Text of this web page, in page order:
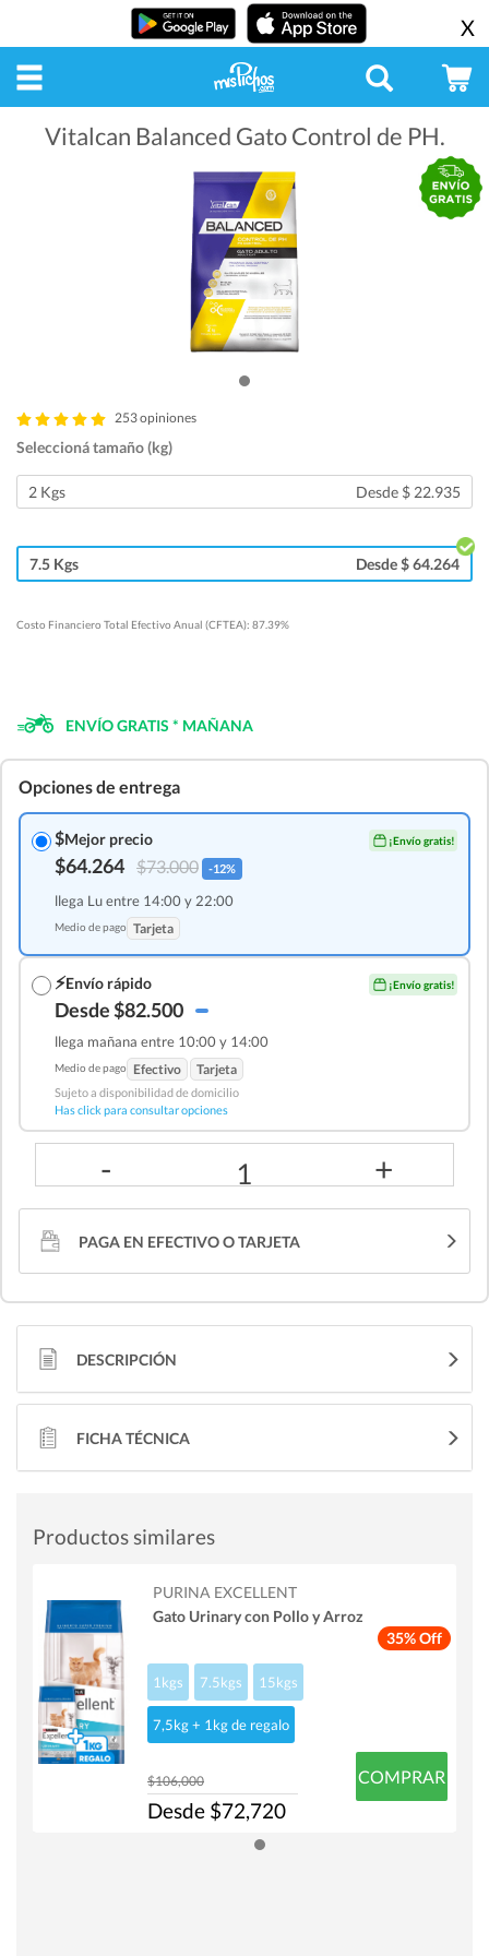
X
Vitalcan Balanced Gato Control de PH.
253 opiniones
Seleccioná tamaño (kg)
2 Kgs Desde $ 22.935
7.5 Kgs Desde $ 64.264
Costo Financiero Total Efectivo Anual (CFTEA): 87.39%
ENVÍO GRATIS * MAÑANA
Opciones de entrega
$Mejor precio ¡Envío gratis!
$64.264 $73.000 -12%
llega Lu entre 14:00 y 22:00
Medio de pago Tarjeta
⚡Envío rápido ¡Envío gratis!
Desde $82.500
llega mañana entre 10:00 y 14:00
Medio de pago Efectivo Tarjeta
Sujeto a disponibilidad de domicilio
Has click para consultar opciones
- 1 +
PAGA EN EFECTIVO O TARJETA
DESCRIPCIÓN
FICHA TÉCNICA
Productos similares
35% Off
PURINA EXCELLENT
Gato Urinary con Pollo y Arroz
1kgs 7.5kgs 15kgs
7,5kg + 1kg de regalo
$106,000
Desde $72,720
COMPRAR